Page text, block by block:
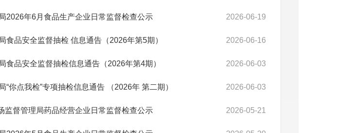
2026-06-19
2026年6月食品生产企业日常监督检查公示
2026-06-16
食品安全监督抽检 信息通告（2026年第5期）
2026-06-03
食品安全监督抽检信息通告（2026年第4期）
2026-06-03
“你点我检”专项抽检信息通告 （2026年 第二期）
2026-05-21
监督管理局药品经营企业日常监督检查公示